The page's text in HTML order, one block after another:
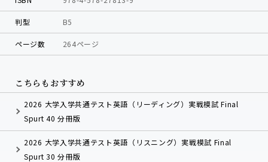
判型 B5
ページ数 264ページ
こちらもおすすめ
2026 大学入学共通テスト英語（リーディング）実戦模試 Final
Spurt 40 分冊版
2026 大学入学共通テスト英語（リスニング）実戦模試 Final
Spurt 30 分冊版